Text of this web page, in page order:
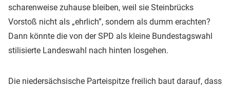
scharenweise zuhause bleiben, weil sie Steinbrücks
Vorstoß nicht als „ehrlich”, sondern als dumm erachten?
Dann könnte die von der SPD als kleine Bundestagswahl
stilisierte Landeswahl nach hinten losgehen.
Die niedersächsische Parteispitze freilich baut darauf, dass